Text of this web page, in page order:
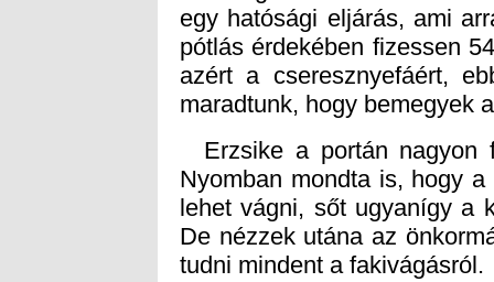
maradtunk, hogy bemegyek
Erzsike a portán nagyon
Nyomban mondta is, hogy
lehet vágni, sőt ugyanígy
De nézzek utána az
tudni mindent a fakivágásról.